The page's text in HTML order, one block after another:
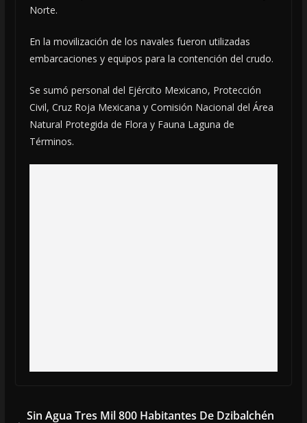
Norte.
En la movilización de los navales fueron utilizadas
embarcaciones y equipos para la contención del crudo.
Se sumó personal del Ejército Mexicano, Protección
Civil, Cruz Roja Mexicana y Comisión Nacional del Área
Natural Protegida de Flora y Fauna Laguna de
Términos.
Sin Agua Tres Mil 800 Habitantes De Dzibalchén